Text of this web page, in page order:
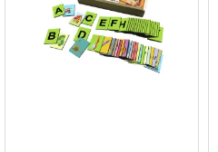
Detalhes
Adicionar